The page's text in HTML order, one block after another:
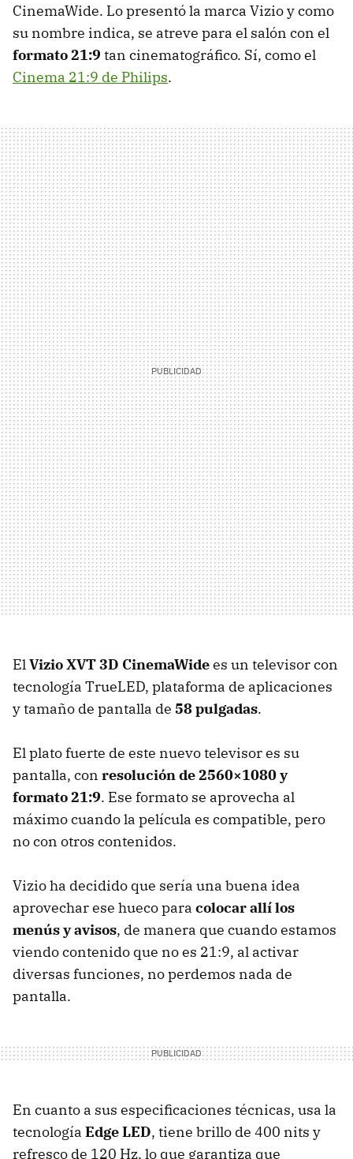
CinemaWide. Lo presentó la marca Vizio y como
su nombre indica, se atreve para el salón con el
formato 21:9 tan cinematográfico. Sí, como el
Cinema 21:9 de Philips.
ElVizioXVT3D CinemaWidees un televisor con
tecnología TrueLED, plataforma de aplicaciones
y tamaño de pantalla de 58 pulgadas.
El plato fuerte de este nuevo televisor es su
pantalla, con resolución de 2560×1080 y
formato 21:9. Ese formato se aprovecha al
máximo cuando la película es compatible, pero
no con otros contenidos.
Vizio ha decidido que sería una buena idea
aprovechar ese hueco para colocar allí los
menús y avisos, de manera que cuando estamos
viendo contenido que no es 21:9, al activar
diversas funciones, no perdemos nada de
pantalla.
En cuanto a sus especificaciones técnicas, usa la
tecnología EdgeLED, tiene brillo de 400 nits y
refresco de 120 Hz, lo que garantiza que